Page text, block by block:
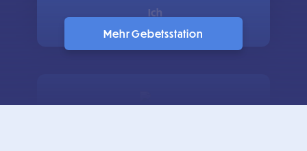
Ich
Mehr Gebetsstation